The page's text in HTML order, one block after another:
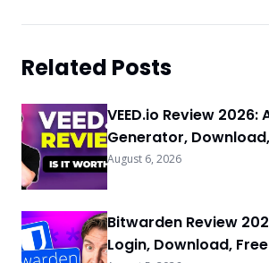
Related Posts
VEED.io Review 2026:
Generator, Download,
August 6, 2026
Bitwarden Review
Login, Download,